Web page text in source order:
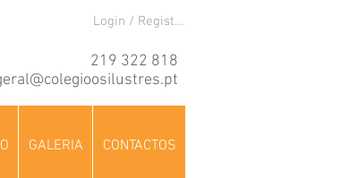
Login / Registre-se
219 322 818
GALERIA CONTACTOS